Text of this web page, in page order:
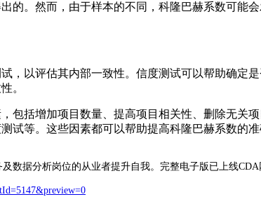
的。然而，由于样本的不同，科隆巴赫系数可能
，以评估其内部一致性。信度测试可以帮助确定
。
包括增加项目数量、提高项目相关性、删除无关
试等。这些因素都可以帮助提高科隆巴赫系数的
数据分析岗位的从业者提升自我。完整电子版已上线